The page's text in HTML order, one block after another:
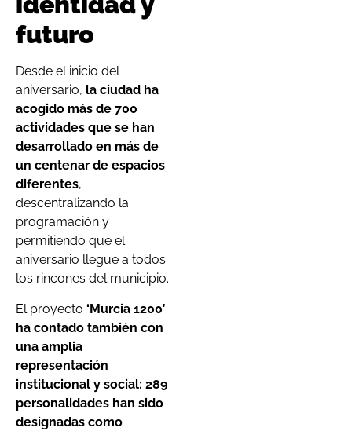
futuro
Desde el inicio del
aniversario, la ciudad ha
acogido más de 700
actividades que se han
desarrollado en más de
un centenar de espacios
diferentes,
descentralizando la
programación y
permitiendo que el
aniversario llegue a todos
los rincones del municipio.
El proyecto ‘Murcia 1200′
ha contado también con
una amplia
representación
institucional y social: 289
personalidades han sido
designadas como